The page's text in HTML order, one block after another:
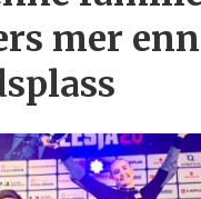
mer